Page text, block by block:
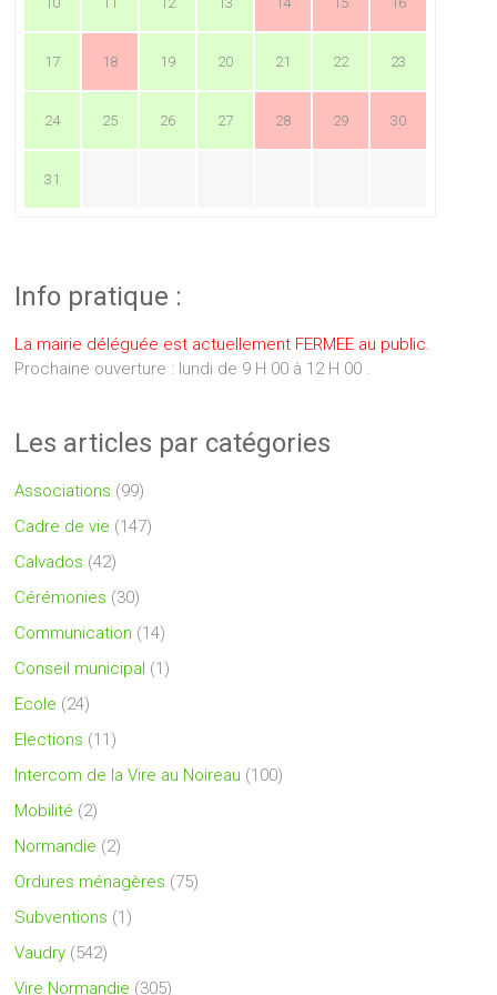
17 18 19 20 21 22 23
24 25 26 27 28 29 30
31
Info pratique :
La mairie déléguée est actuellement FERMEE au public.
Prochaine ouverture : lundi de 9 H 00 à 12 H 00 .
Les articles par catégories
Associations (99)
Cadre de vie (147)
Calvados (42)
Cérémonies (30)
Communication (14)
Conseil municipal (1)
Ecole (24)
Elections (11)
Intercom de la Vire au Noireau (100)
Mobilité (2)
Normandie (2)
Ordures ménagères (75)
Subventions (1)
Vaudry (542)
Vire Normandie (305)